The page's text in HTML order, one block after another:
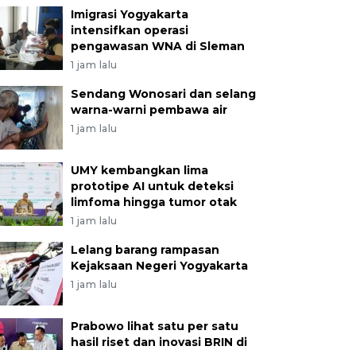
Imigrasi Yogyakarta
intensifkan operasi
pengawasan WNA di Sleman
1 jam lalu
Sendang Wonosari dan selang
warna-warni pembawa air
1 jam lalu
UMY kembangkan lima
prototipe AI untuk deteksi
limfoma hingga tumor otak
1 jam lalu
Lelang barang rampasan
Kejaksaan Negeri Yogyakarta
1 jam lalu
Prabowo lihat satu per satu
hasil riset dan inovasi BRIN di